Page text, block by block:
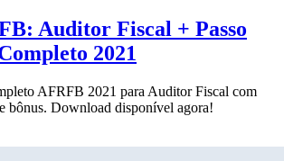
Auditor Fiscal + Passo
2021
AFRFB 2021 para Auditor Fiscal com
bônus. Download disponível agora!